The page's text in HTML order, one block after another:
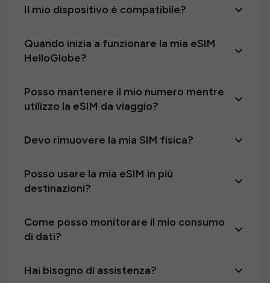
Il mio dispositivo è compatibile?
Quando inizia a funzionare la mia eSIM
HelloGlobe?
Posso mantenere il mio numero mentre
utilizzo la eSIM da viaggio?
Devo rimuovere la mia SIM fisica?
Posso usare la mia eSIM in più
destinazioni?
Come posso monitorare il mio consumo
di dati?
Hai bisogno di assistenza?